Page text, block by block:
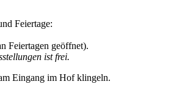
Feiertage:
Feiertagen geöffnet).
ist frei.
Eingang im Hof klingeln.